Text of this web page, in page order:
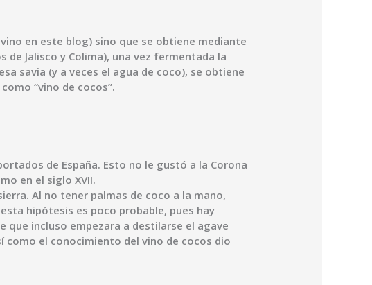
en este blog) sino que se obtiene mediante
Jalisco y Colima), una vez fermentada la
savia (y a veces el agua de coco), se obtiene
“vino de cocos”.
de España. Esto no le gustó a la Corona
en el siglo XVII.
Al no tener palmas de coco a la mano,
hipótesis es poco probable, pues hay
que incluso empezara a destilarse el agave
como el conocimiento del vino de cocos dio